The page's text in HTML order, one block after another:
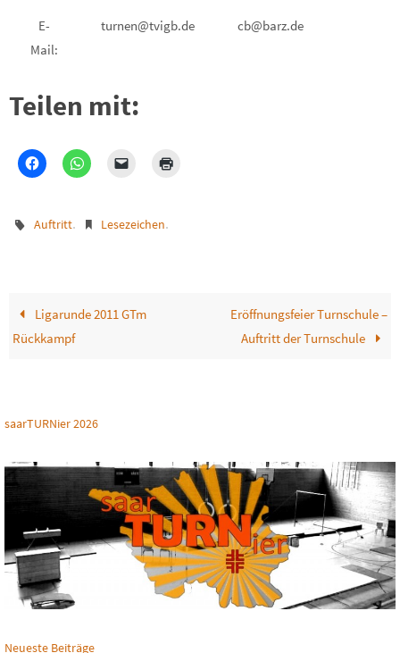
E-
Mail:
turnen@tvigb.de cb@barz.de
Teilen mit:
Auftritt. Lesezeichen.
Ligarunde 2011 GTm
Rückkampf
Eröffnungsfeier Turnschule –
Auftritt der Turnschule
saarTURNier 2026
Neueste Beiträge